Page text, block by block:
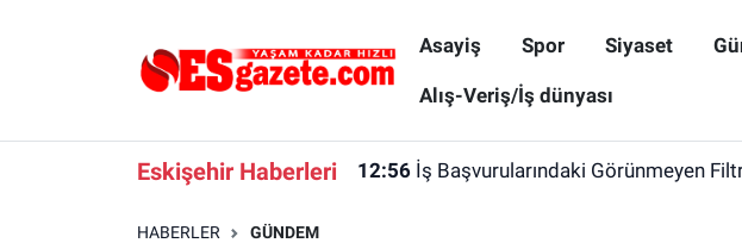
Asayiş Spor Siyaset
Alış-Veriş/İş dünyası
Eskişehir Haberleri 12:56 İş Başvurularındaki Görünmeyen
HABERLER GÜNDEM
Eskişehir Nöbetçi Eczaneler